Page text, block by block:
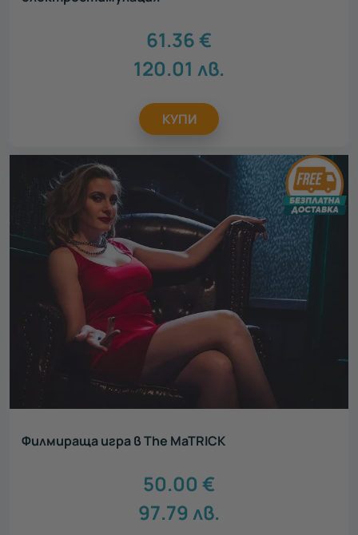
61.36€
120.01 лв.
КУПИ
Филмираща игра в The MaTRICK
50.00 €
97.79 лв.